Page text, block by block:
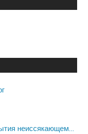
неиссякающем…